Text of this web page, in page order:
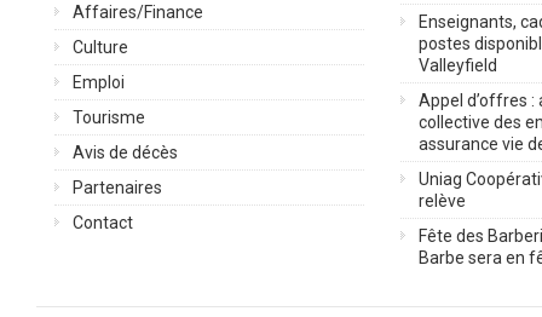
Affaires/Finance
Culture
Emploi
Tourisme
Avis de décès
Partenaires
Contact
Enseignants,
postes
Valleyfield
Appel d’offres :
collective des
assurance vie
Uniag
relève
Fête des
Barbe sera en